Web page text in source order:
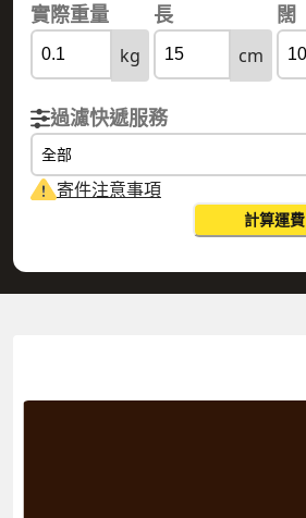
實際重量 長 闊
kg cm
過濾快遞服務
全部
寄件注意事項
計算運費